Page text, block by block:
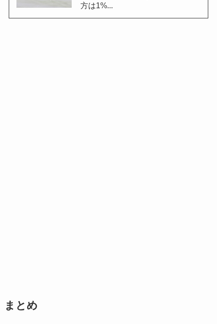
方は1%...
まとめ